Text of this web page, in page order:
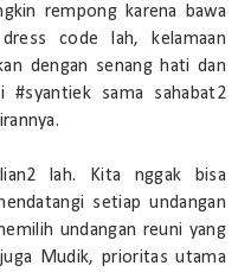
rempong karena bawa
code lah, kelamaan
dengan senang hati dan
#syantiek sama sahabat2
lah. Kita nggak bisa
setiap undangan
undangan reuni yang
Mudik, prioritas utama